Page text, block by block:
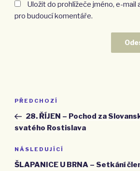
Uložit do prohlížeče jméno, e-mail
pro budoucí komentáře.
Navigace
příspěvek
Předchozí
příspěvek
PŘEDCHOZÍ
28. ŘÍJEN – Pochod za
svatého Rostislava
Následující
příspěvek
NÁSLEDUJÍCÍ
ŠLAPANICE U BRNA – Setkání